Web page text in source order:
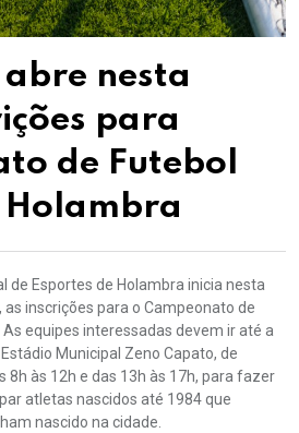
nesta
para
de Futebol
de Esportes de Holambra inicia nesta
inscrições para o Campeonato de
equipes interessadas devem ir até a
Municipal Zeno Capato, de
8h às 12h e das 13h às 17h, para fazer
atletas nascidos até 1984 que
nascido na cidade.